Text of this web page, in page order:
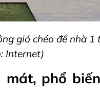
gió chéo để nhà 1
Internet)
phổ